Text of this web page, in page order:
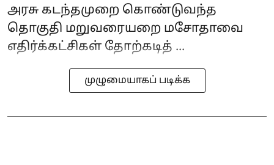
அரசு கடந்தமுறை கொண்டுவந்த
தொகுதி மறுவரையறை மசோதாவை
எதிர்க்கட்சிகள் தோற்கடித் ...
முழுமையாகப் படிக்க